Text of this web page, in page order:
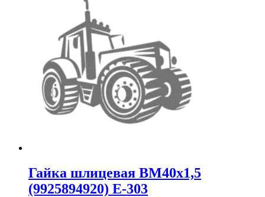
Гайка шлицевая ВМ40х1,5
(9925894920) Е-303